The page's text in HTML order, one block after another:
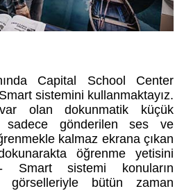
Capital School Center
sistemini kullanmaktayız.
olan dokunmatik küçük
sadece gönderilen ses ve
kalmaz ekrana çıkan
öğrenme yetisini
Smart sistemi konuların
görselleriyle bütün zaman